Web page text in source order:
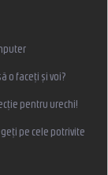
o faceți și voi?
pentru urechi!
pe cele potrivite